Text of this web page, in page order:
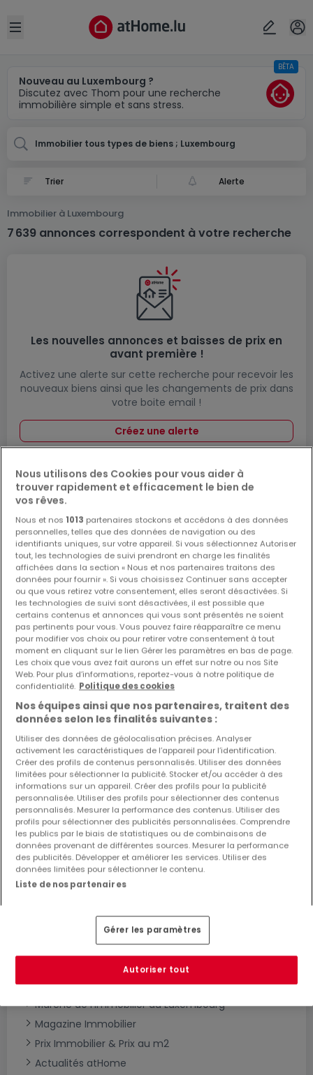
Open sidebar
Nouveau au Luxembourg ?
Discutez avec Thom pour une recherche
immobilière simple et sans stress.
BÊTA
Immobilier tous types de biens ; Luxembourg
Alerte
Immobilier à Luxembourg
7 639 annonces correspondent à votre recherche
Les nouvelles annonces et baisses de prix en
avant première !
Activez une alerte sur cette recherche pour recevoir les
nouveaux biens ainsi que les changements de prix dans
votre boite email !
Créez une alerte
Immobilier à proximité de Luxembourg
Tout l'immobilier Leudelange
Tout l'immobilier Bertrange
Tout l'immobilier Strassen
Tout l'immobilier Contern
Tout l'immobilier Howald
Tous les biens immobiliers à Luxembourg
Maisons Luxembourg
Appartements Luxembourg
Projets neufs Luxembourg
Maisons à construire Luxembourg
Terrains Luxembourg
Garages - parkings Luxembourg
Bureaux Luxembourg
Commerces Luxembourg
Modifiez vos critères de recherche pour plus
Autres recherches suggérées
Agences immobilières à Luxembourg
Marché de l'immobilier au Luxembourg
Magazine Immobilier
Prix Immobilier & Prix au m2
Actualités atHome
Localité(s)
Annuler OK
Nous utilisons des Cookies pour vous aider à
trouver rapidement et efficacement le bien de
vos rêves.
Nous et nos 1013 partenaires stockons et accédons à des données
personnelles, telles que des données de navigation ou des
identifiants uniques, sur votre appareil. Si vous sélectionnez Autoriser
tout, les technologies de suivi prendront en charge les finalités
affichées dans la section « Nous et nos partenaires traitons des
données pour fournir ». Si vous choisissez Continuer sans accepter
ou que vous retirez votre consentement, elles seront désactivées. Si
les technologies de suivi sont désactivées, il est possible que
certains contenus et annonces qui vous sont présentés ne soient
pas pertinents pour vous. Vous pouvez faire réapparaître ce menu
pour modifier vos choix ou pour retirer votre consentement à tout
moment en cliquant sur le lien Gérer les paramètres en bas de page.
Les choix que vous avez fait aurons un effet sur notre ou nos Site
Web. Pour plus d’informations, reportez-vous à notre politique de
confidentialité. Politique des cookies
Nos équipes ainsi que nos partenaires, traitent des
données selon les finalités suivantes :
Utiliser des données de géolocalisation précises. Analyser
activement les caractéristiques de l’appareil pour l’identification.
Créer des profils de contenus personnalisés. Utiliser des données
limitées pour sélectionner la publicité. Stocker et/ou accéder à des
informations sur un appareil. Créer des profils pour la publicité
personnalisée. Utiliser des profils pour sélectionner des contenus
personnalisés. Mesurer la performance des contenus. Utiliser des
profils pour sélectionner des publicités personnalisées. Comprendre
les publics par le biais de statistiques ou de combinaisons de
données provenant de différentes sources. Mesurer la performance
des publicités. Développer et améliorer les services. Utiliser des
données limitées pour sélectionner le contenu.
Liste de nos partenaires
Gérer les paramètres
Autoriser tout